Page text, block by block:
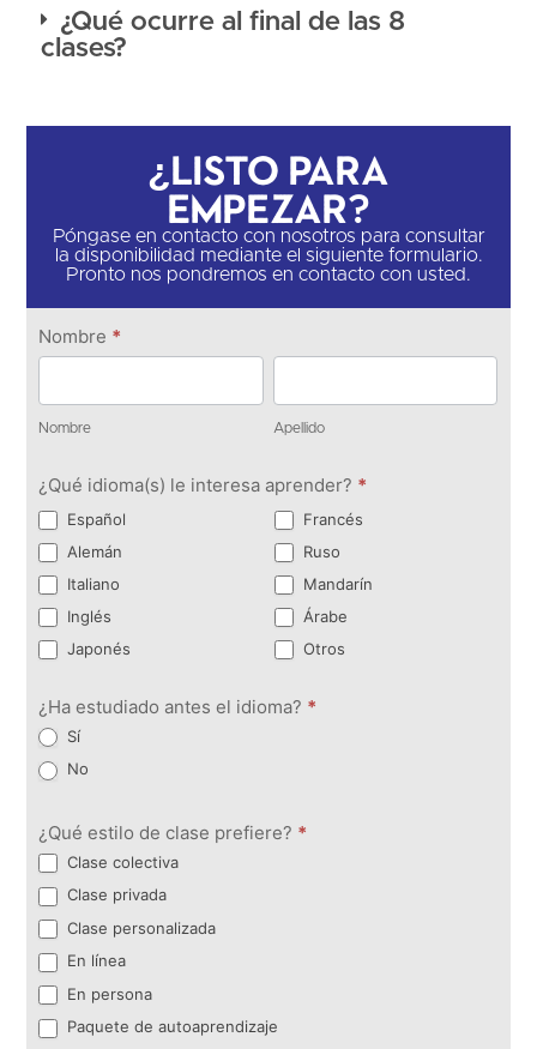
¿Qué ocurre al final de las 8
clases?
¿Listo para
empezar?
Póngase en contacto con nosotros para consultar
la disponibilidad mediante el siguiente formulario.
Pronto nos pondremos en contacto con usted.
Ponte en
contacto
Nombre *
Nombre Apellido
¿Qué idioma(s) le interesa aprender? *
Español
Francés
Alemán
Ruso
Italiano
Mandarín
Inglés
Árabe
Japonés
Otros
¿Ha estudiado antes el idioma? *
Sí
No
¿Qué estilo de clase prefiere? *
Clase colectiva
Clase privada
Clase personalizada
En línea
En persona
Paquete de autoaprendizaje